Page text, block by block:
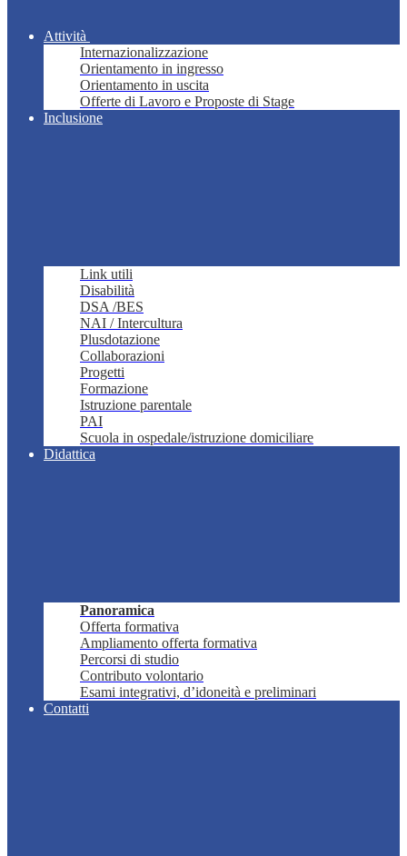
Attività
Internazionalizzazione
Orientamento in ingresso
Orientamento in uscita
Offerte di Lavoro e Proposte di Stage
Inclusione
Link utili
Disabilità
DSA /BES
NAI / Intercultura
Plusdotazione
Collaborazioni
Progetti
Formazione
Istruzione parentale
PAI
Scuola in ospedale/istruzione domiciliare
Didattica
Panoramica
Offerta formativa
Ampliamento offerta formativa
Percorsi di studio
Contributo volontario
Esami integrativi, d’idoneità e preliminari
Contatti